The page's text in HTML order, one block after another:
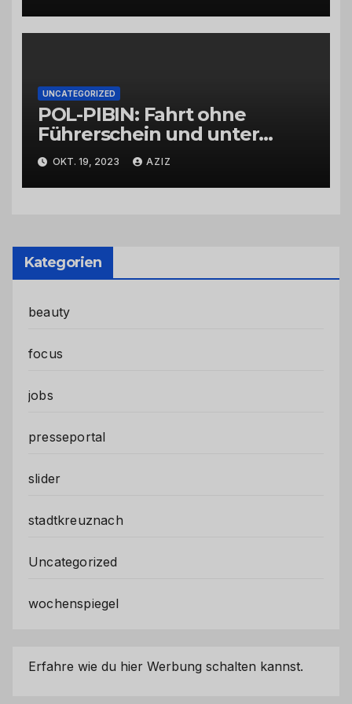
UNCATEGORIZED
POL-PIBIN: Fahrt ohne
Führerschein und unter
Einfluss von Drogen
OKT. 19, 2023 AZIZ
Kategorien
beauty
focus
jobs
presseportal
slider
stadtkreuznach
Uncategorized
wochenspiegel
Erfahre wie du hier Werbung schalten kannst.